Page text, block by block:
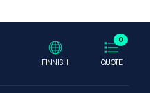
0
QUOTE
FINNISH